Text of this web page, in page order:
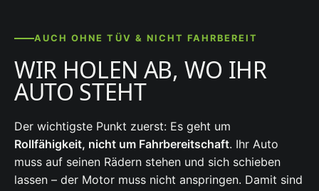
AUCH OHNE TÜV & NICHT FAHRBEREIT
WIR HOLEN AB, WO IHR
AUTO STEHT
Der wichtigste Punkt zuerst: Es geht um
Rollfähigkeit, nicht um Fahrbereitschaft. Ihr Auto
muss auf seinen Rädern stehen und sich schieben
lassen – der Motor muss nicht anspringen. Damit sind